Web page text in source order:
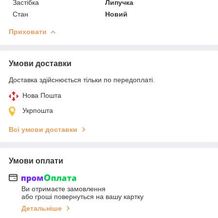
Застібка
Липучка
Стан
Новий
Приховати
Умови доставки
Доставка здійснюється тільки по передоплаті.
Нова Пошта
Укрпошта
Всі умови доставки
Умови оплати
Ви отримаєте замовлення
або гроші повернуться на вашу картку
Детальніше